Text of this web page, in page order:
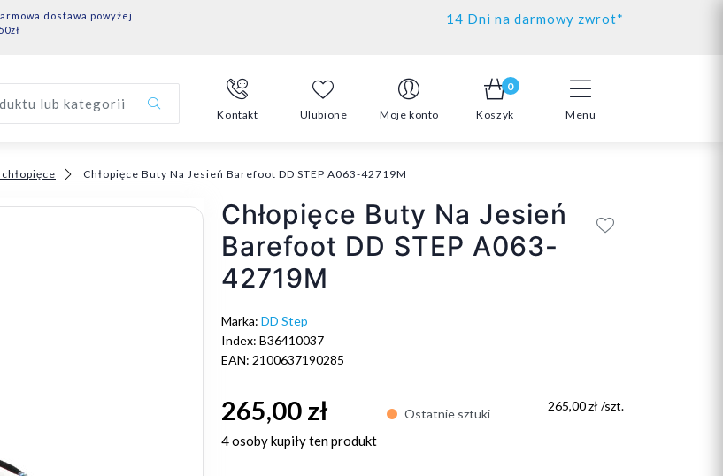
dostawa powyżej
14 Dni na darmowy zwrot*
Menu
lub kategorii
Kontakt Ulubione Moje konto
0
Koszyk
Chłopięce Buty Na Jesień Barefoot DD STEP A063-42719M
Chłopięce Buty Na Jesień
Barefoot DD STEP A063-
42719M
Marka: DD Step
Index: B36410037
EAN: 2100637190285
265,00 zł Ostatnie sztuki
265,00 zł /szt.
4 osobykupiły ten produkt